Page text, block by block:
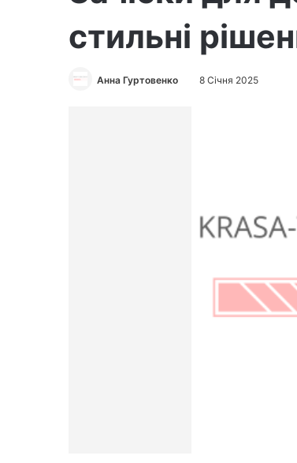
стильні
Анна Гуртовенко 8 Січня 2025